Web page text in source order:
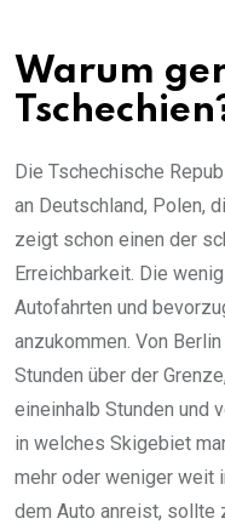
Warum
Die Tschechische
an Deutschland, Polen,
zeigt schon einen der
Erreichbarkeit. Die
Autofahrten und
anzukommen. Von
Stunden über der
eineinhalb Stunden und
in welches Skigebiet
mehr oder weniger weit
dem Auto anreist, sollte